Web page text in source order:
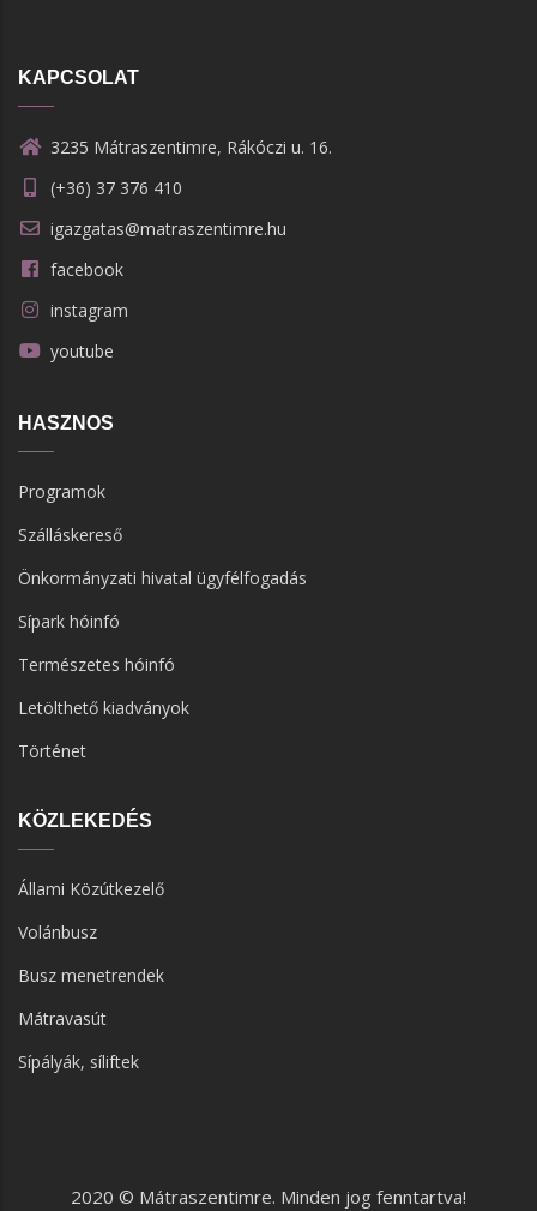
KAPCSOLAT
3235 Mátraszentimre, Rákóczi u. 16.
(+36) 37 376 410
igazgatas@matraszentimre.hu
facebook
instagram
youtube
HASZNOS
Programok
Szálláskereső
Önkormányzati hivatal ügyfélfogadás
Sípark hóinfó
Természetes hóinfó
Letölthető kiadványok
Történet
KÖZLEKEDÉS
Állami Közútkezelő
Volánbusz
Busz menetrendek
Mátravasút
Sípályák, síliftek
2020 © Mátraszentimre. Minden jog fenntartva!